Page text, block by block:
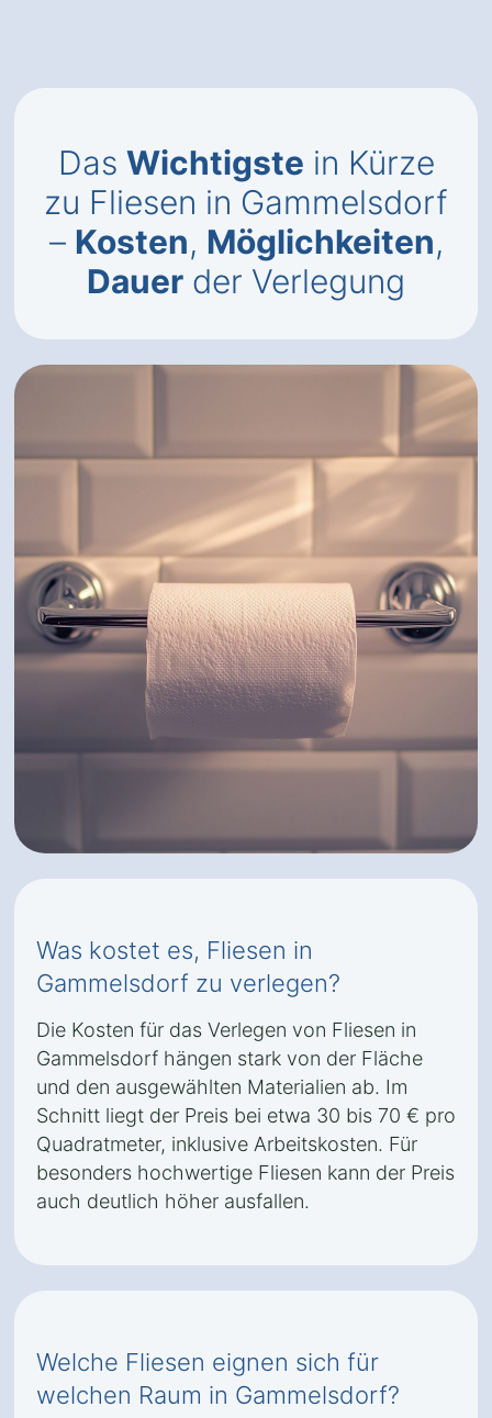
Das Wichtigste in Kürze
zu Fliesen in Gammelsdorf
– Kosten, Möglichkeiten,
Dauer der Verlegung
Was kostet es, Fliesen in
Gammelsdorf zu verlegen?
Die Kosten für das Verlegen von Fliesen in
Gammelsdorf hängen stark von der Fläche
und den ausgewählten Materialien ab. Im
Schnitt liegt der Preis bei etwa 30 bis 70 € pro
Quadratmeter, inklusive Arbeitskosten. Für
besonders hochwertige Fliesen kann der Preis
auch deutlich höher ausfallen.
Welche Fliesen eignen sich für
welchen Raum in Gammelsdorf?